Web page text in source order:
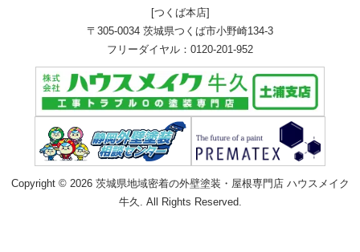
[つくば本店]
〒305-0034 茨城県つくば市小野崎134-3
フリーダイヤル： 0120-201-952
Copyright © 2026 茨城県地域密着の外壁塗装・屋根専門店 ハウスメイク
牛久. All Rights Reserved.